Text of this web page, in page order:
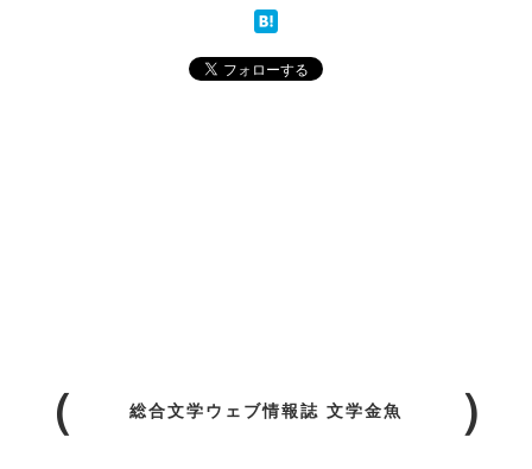
総合文学ウェブ情報誌 文学金魚